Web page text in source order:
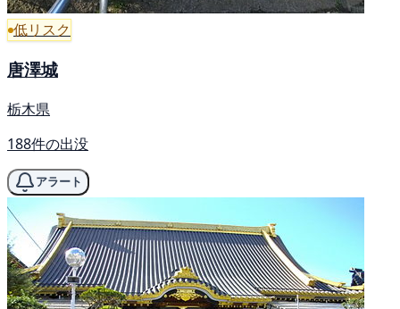
低リスク
唐澤城
栃木県
188件の出没
アラート